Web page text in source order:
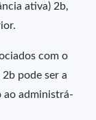
ativa) 2b,
com o
pode ser a
ao administrá-